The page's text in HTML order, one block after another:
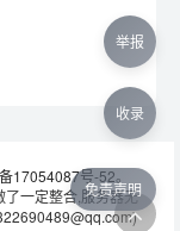
17054087号-52。
一定整合,服务器无
免责声明
举报
收录